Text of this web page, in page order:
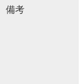
備考